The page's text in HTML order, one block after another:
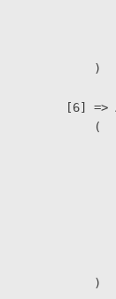
        )
[6] =>
        (
        )